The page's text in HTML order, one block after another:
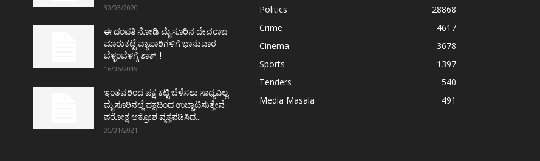
30/03/2020
ಈ ದಂಪತಿ ನೋಡಿ ಮೈಸೂರಿನ ದೇವರಾಜ
ಮಾರುಕಟ್ಟೆ ವ್ಯಾಪಾರಿಗಳಿಗೆ ಭಾನುವಾರ
ಬೆಳ್ಳಂಬೆಳಗ್ಗೆ ಶಾಕ್..!
16/06/2019
ಇಂತವರಿಂದ ಪಕ್ಷ ಕಟ್ಟಿ ಬೆಳೆಸಲು ಸಾಧ್ಯವಿಲ್ಲ:
ಮೈಸೂರಿನಲ್ಲೆ ಪಕ್ಷದಿಂದ ಉಚ್ಚಾಟಿಸುತ್ತೇನೆ-
ಪರೋಕ್ಷ ಆಕ್ರೋಶ ವ್ಯಕ್ತಪಡಿಸಿದ...
05/01/2021
Politics
28868
Crime
4617
Cinema
3678
Sports
1397
Tenders
540
Media Masala
491